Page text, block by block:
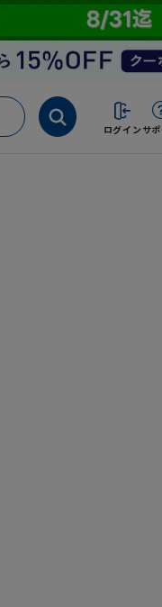
ログイン サ